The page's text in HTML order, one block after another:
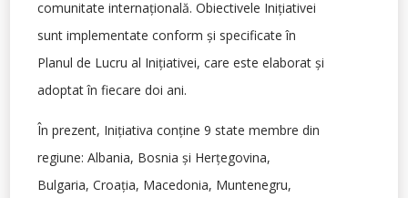
comunitate internaţională. Obiectivele Iniţiativei
sunt implementate conform şi specificate în
Planul de Lucru al Iniţiativei, care este elaborat şi
adoptat în fiecare doi ani.
În prezent, Iniţiativa conţine 9 state membre din
regiune: Albania, Bosnia şi Herţegovina,
Bulgaria, Croaţia, Macedonia, Muntenegru,